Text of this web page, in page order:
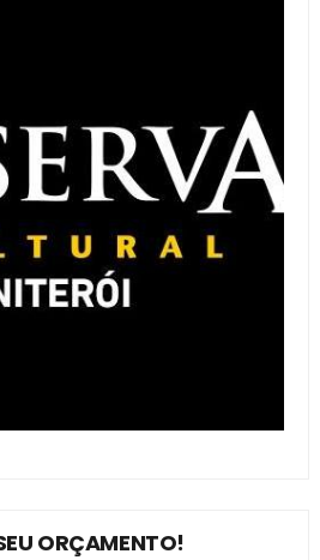
ORÇAMENTO!